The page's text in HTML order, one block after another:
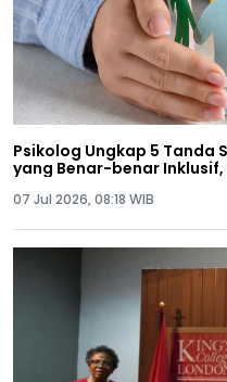
Psikolog Ungkap 5 Tanda
yang Benar-benar Inklusif,
07 Jul 2026, 08:18 WIB